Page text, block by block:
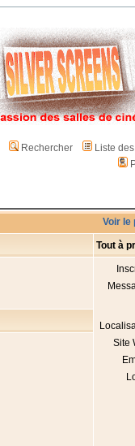
Rechercher
Liste
Voir le
Tout à
Site